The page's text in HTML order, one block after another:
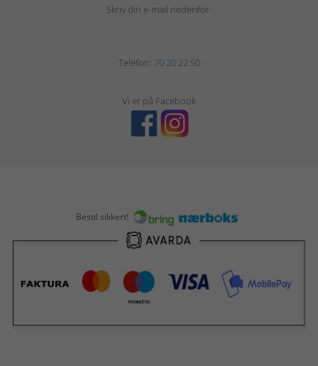
Skriv din e-mail nedenfor.
Telefon: 70 20 22 50
Vi er på Facebook
Bestil sikkert!